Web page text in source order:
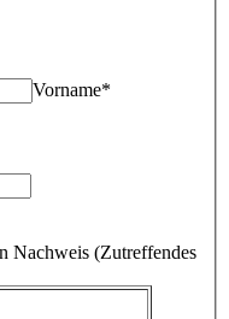
Vorname*
Nachweis (Zutreffendes